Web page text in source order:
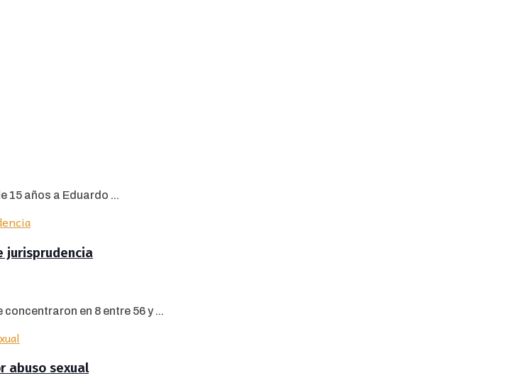
15 años a Eduardo ...
jurisprudencia
en 8 entre 56 y ...
abuso sexual